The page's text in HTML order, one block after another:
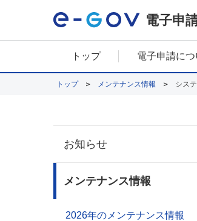
電子申
トップ 電子申請につ
トップ メンテナンス情報 シス
お知らせ
メンテナンス情報
2026年のメンテナンス情報